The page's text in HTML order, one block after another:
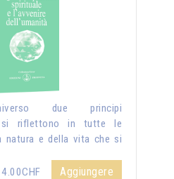
due principi
si riflettono in tutte le
natura e della vita che si
Aggiungere